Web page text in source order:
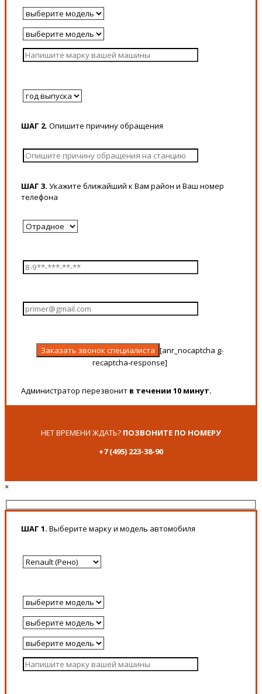
ШАГ 2. Опишите причину обращения
ШАГ 3. Укажите ближайший к Вам район и Ваш номер
телефона
[anr_nocaptcha g-
recaptcha-response]
Администратор перезвонит в течении 10 минут.
НЕТ ВРЕМЕНИ ЖДАТЬ? ПОЗВОНИТЕ ПО НОМЕРУ
+7 (495) 223-38-90
×
ШАГ 1. Выберите марку и модель автомобиля